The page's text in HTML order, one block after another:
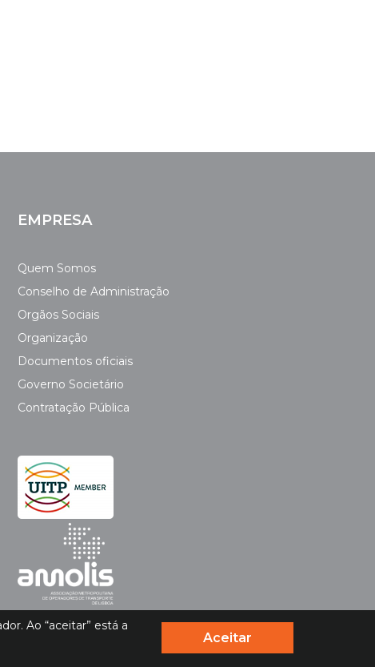
EMPRESA
Quem Somos
Conselho de Administração
Orgãos Sociais
Organização
Documentos oficiais
Governo Societário
Contratação Pública
Ao “aceitar” está a
Aceitar